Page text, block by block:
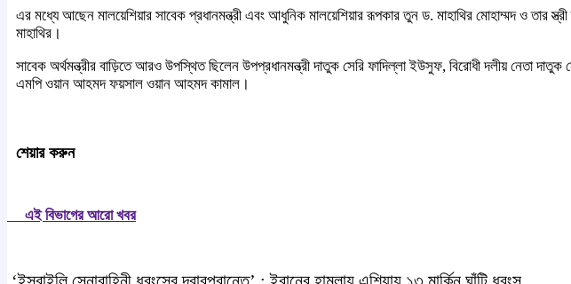
এর মধ্যে আছেন মালয়েশিয়ার সাবেক প্রধানমন্ত্রী এবং আধুনিক মালয়েশিয়ার রূপকার তুন ড. মাহাথির মোহাম্মদ ও
মাহাথির।
সাবেক অর্থমন্ত্রীর বাড়িতে আরও উপস্থিত ছিলেন উপপ্রধানমন্ত্রী দাতুক সেরি ফাদিল্লা ইউসুফ, বিরোধী দলীয় নেতা
এমপি ওয়ান আহমদ ফয়সাল ওয়ান আহমদ কামাল।
শেয়ার করুন
এই বিভাগের আরো খবর